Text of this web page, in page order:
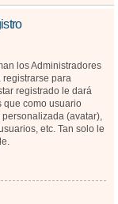
los Administradores
registrarse para
registrado le dará
que como usuario
(avatar),
etc. Tan solo le